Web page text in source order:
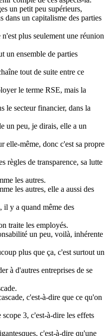
un petit peu supérieurs,
dans un capitalisme des parties
plus seulement une réunion
un ensemble de parties
tout de suite entre ce
le terme RSE, mais la
le secteur financier, dans la
un peu, je dirais, elle a un
elle-même, donc c'est sa propre
règles de transparence, sa lutte
les autres.
les autres, elle a aussi des
il y a quand même des
traite les employés.
un peu, voilà, inhérente
plus que ça, c'est surtout un
à d'autres entreprises de se
c'est-à-dire que ce qu'on
3, c'est-à-dire les effets
c'est-à-dire qu'une